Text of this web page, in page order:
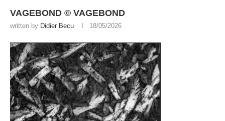
VAGEBOND © VAGEBOND
written by Didier Becu 18/05/2026